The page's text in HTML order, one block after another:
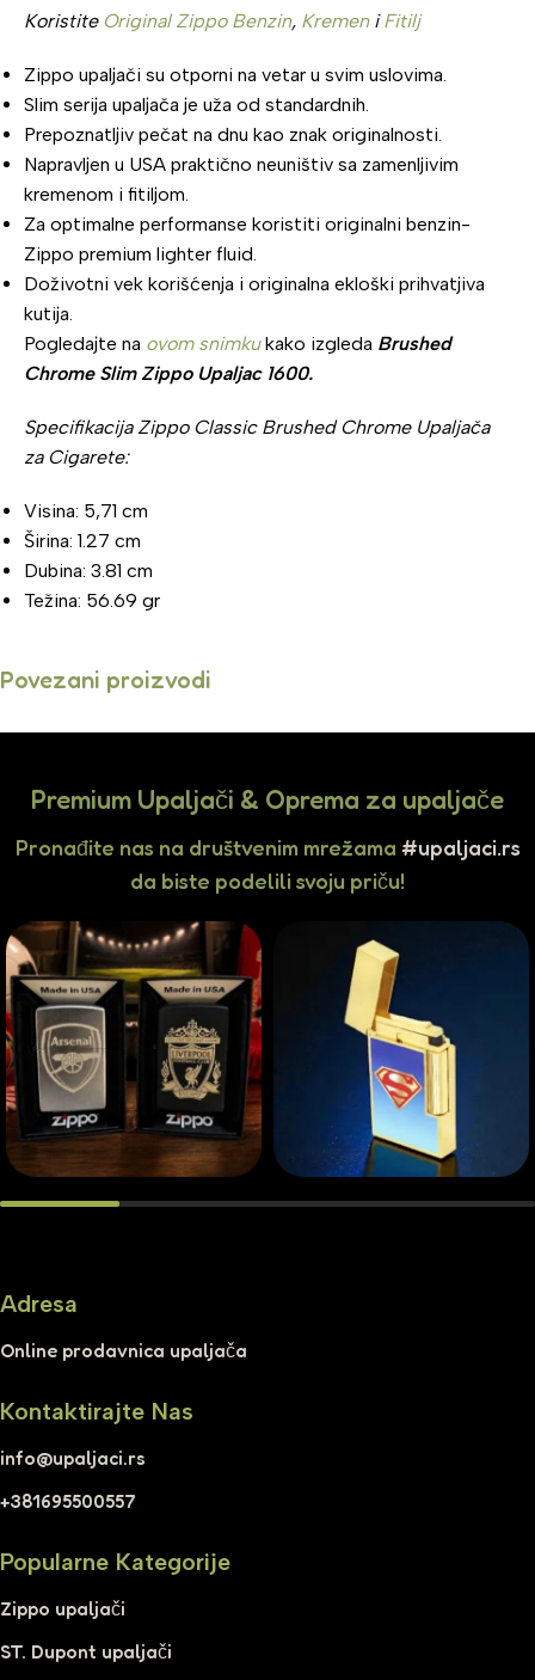
Koristite Original Zippo Benzin, KremeniFitilj
Zippo upaljači su otporni na vetar u svim uslovima.
Slim serija upaljača je uža od standardnih.
Prepoznatljiv pečat na dnu kao znak originalnosti.
Napravljen u USA praktično neuništiv sa zamenljivim
kremenom i fitiljom.
Za optimalne performanse koristiti originalni benzin-
Zippo premium lighter fluid.
Doživotni vek korišćenja i originalna ekloški prihvatjiva
kutija.
Pogledajte na ovom snimkukako izgleda Brushed
Chrome Slim Zippo Upaljac 1600.
Specifikacija Zippo Classic Brushed Chrome Upaljača
za Cigarete:
Visina: 5,71 cm
Širina: 1.27 cm
Dubina: 3.81 cm
Težina: 56.69 gr
Povezani proizvodi
Premium Upaljači & Oprema za upaljače
Pronađite nas na društvenim mrežama #upaljaci.rs
da biste podelili svoju priču!
Adresa
Online prodavnica upaljača
Kontaktirajte Nas
info@upaljaci.rs
+381695500557
Popularne Kategorije
Zippo upaljači
ST. Dupont upaljači